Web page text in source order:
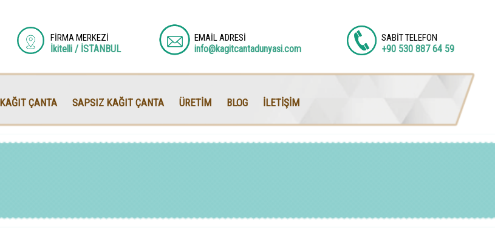
FİRMA MERKEZİ
İkitelli / İSTANBUL
EMAİL ADRESİ
info@kagitcantadunyasi.com
SABİT TELEFON
+90 530 887 64 59
KAĞIT ÇANTA SAPSIZ KAĞIT ÇANTA ÜRETİM BLOG İLETİŞİM